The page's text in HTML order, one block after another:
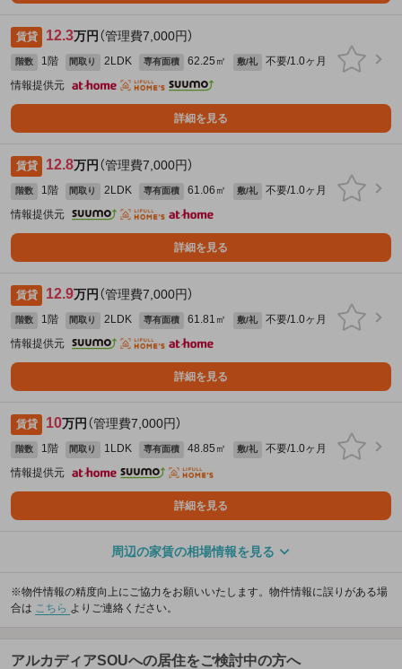
賃貸 12.3万円（管理費7,000円）
階数 1階 間取り 2LDK 専有面積 62.25㎡ 敷/礼
不要/1.0ヶ月
情報提供元
詳細を見る
賃貸 12.8万円（管理費7,000円）
階数 1階 間取り 2LDK 専有面積 61.06㎡ 敷/礼
不要/1.0ヶ月
情報提供元
詳細を見る
賃貸 12.9万円（管理費7,000円）
階数 1階 間取り 2LDK 専有面積 61.81㎡ 敷/礼
不要/1.0ヶ月
情報提供元
詳細を見る
賃貸 10万円（管理費7,000円）
階数 1階 間取り 1LDK 専有面積 48.85㎡ 敷/礼
不要/1.0ヶ月
情報提供元
詳細を見る
周辺の家賃の相場情報を見る
※物件情報の精度向上にご協力をお願いいたします。物件情報に誤りがある場
合は こちら よりご連絡ください。
アルカディアSOUへの居住をご検討中の方へ